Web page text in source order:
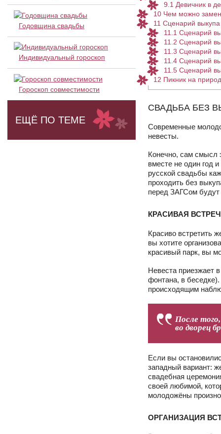
9.1 Девичник в
10 Чем можно
11 Сценарий
11.1 Сценарий
11.2 Сценарий
11.3 Сценарий
11.4 Сценарий
11.5 Сценарий
12 Пикник на
СВАДЬБА БЕЗ
Современные
невесты.
Конечно, сам смысл
вместе не один год
русской свадьбы
проходить без
перед ЗАГСом будут
КРАСИВАЯ
Красиво встретить
вы хотите
красивый парк, вы
Невеста приезжает
фонтана, в
происходящим
После
во дворец
Если вы
западный вариант:
свадебная
своей любимой,
молодожёны
ОРГАНИЗАЦИЯ
Годовщина свадьбы
Индивидуальный гороскоп
Гороскоп совместимости
ЕЩЁ ПО ТЕМЕ